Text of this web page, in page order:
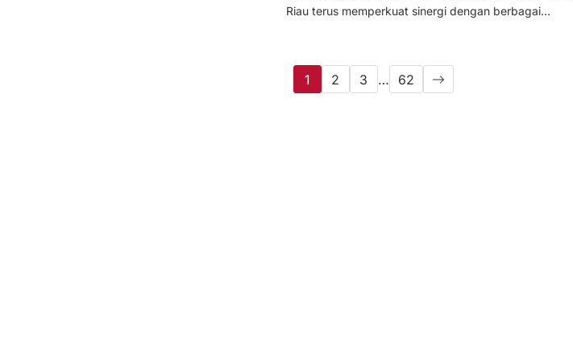
Riau terus memperkuat sinergi dengan berbagai...
1 2 3 … 62